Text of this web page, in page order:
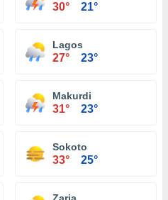
30° 21°
Lagos
27° 23°
Makurdi
31° 23°
Sokoto
33° 25°